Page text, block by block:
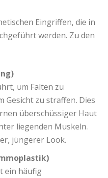
Eingriffen, die in
werden. Zu den
um Falten zu
Gesicht zu straffen. Dies
überschüssiger Haut
liegenden Muskeln.
jüngerer Look.
ein häufig